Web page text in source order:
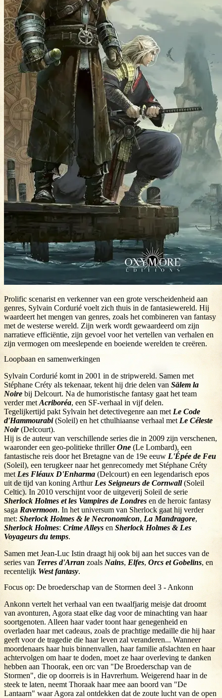
Prolific scenarist en verkenner van een grote verscheidenheid aan
genres, Sylvain Cordurié voelt zich thuis in de fantasiewereld. Hij
waardeert het mengen van genres, zoals het combineren van fantasy
met de westerse wereld. Zijn werk wordt gewaardeerd om zijn
narratieve efficiëntie, zijn gevoel voor het vertellen van verhalen en
zijn vermogen om meeslepende en boeiende werelden te creëren.
Loopbaan en samenwerkingen
Sylvain Cordurié komt in 2001 in de stripwereld. Samen met
Stéphane Créty als tekenaar, tekent hij drie delen van Sälem la
Noire bij Delcourt. Na de humoristische fantasy gaat het team
verder metAcriboréa, een SF-verhaal in vijf delen.
Tegelijkertijd pakt Sylvain het detectivegenre aan metLe Code
d'Hammourabi(Soleil) en het cthulhiaanse verhaal metLe Céleste
Noir(Delcourt).
Hij is de auteur van verschillende series die in 2009 zijn verschenen,
waaronder een geo-politieke thrillerOne (Le Lombard), een
fantastische reis door het Bretagne van de 19e eeuw L'Épée de Feu
(Soleil), een terugkeer naar het genrecomedy met Stéphane Créty
metLes Fléaux D'Enharma (Delcourt) en een legendarisch epos
uit de tijd van koning ArthurLes Seigneurs de Cornwall(Soleil
Celtic). In 2010 verschijnt voor de uitgeverij Soleil de serie
Sherlock Holmes et les Vampires de Londres en de heroic fantasy
saga Ravermoon. In het universum van Sherlock gaat hij verder
met: Sherlock Holmes & le Necronomicon, La Mandragore,
Sherlock Holmes: Crime Alleys en Sherlock Holmes & Les
Voyageurs du temps.
Samen met Jean-Luc Istin draagt hij ook bij aan het succes van de
series van Terres d'Arran zoals Nains, Elfes, Orcs et Gobelins, en
recentelijk West fantasy.
Focus op: De broederschap van de Stormen deel 3 - Ankonn
Ankonn vertelt het verhaal van een twaalfjarig meisje dat droomt
van avonturen, Agora staat elke dag voor de minachting van haar
soortgenoten. Alleen haar vader toont haar genegenheid en
overladen haar met cadeaus, zoals de prachtige medaille die hij haar
geeft voor de tragedie die haar leven zal veranderen... Wanneer
moordenaars haar huis binnenvallen, haar familie afslachten en haar
achtervolgen om haar te doden, moet ze haar overleving te danken
hebben aan Thoorak, een orc van "De Broederschap van de
Stormen", die op doorreis is in Havrerhum. Weigerend haar in de
steek te laten, neemt Thoraak haar mee aan boord van "De
Lantaarn" waar Agora zal ontdekken dat de zoute lucht van de open